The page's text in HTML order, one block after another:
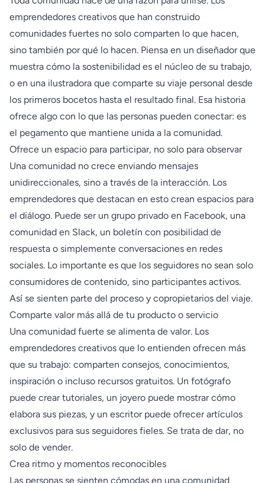
emprendedores creativos que han construido
comunidades fuertes no solo comparten lo que hacen,
sino también por qué lo hacen. Piensa en un diseñador que
muestra cómo la sostenibilidad es el núcleo de su trabajo,
o en una ilustradora que comparte su viaje personal desde
los primeros bocetos hasta el resultado final. Esa historia
ofrece algo con lo que las personas pueden conectar: es
el pegamento que mantiene unida a la comunidad.
Ofrece un espacio para participar, no solo para observar
Una comunidad no crece enviando mensajes
unidireccionales, sino a través de la interacción. Los
emprendedores que destacan en esto crean espacios para
el diálogo. Puede ser un grupo privado en Facebook, una
comunidad en Slack, un boletín con posibilidad de
respuesta o simplemente conversaciones en redes
sociales. Lo importante es que los seguidores no sean solo
consumidores de contenido, sino participantes activos.
Así se sienten parte del proceso y copropietarios del viaje.
Comparte valor más allá de tu producto o servicio
Una comunidad fuerte se alimenta de valor. Los
emprendedores creativos que lo entienden ofrecen más
que su trabajo: comparten consejos, conocimientos,
inspiración o incluso recursos gratuitos. Un fotógrafo
puede crear tutoriales, un joyero puede mostrar cómo
elabora sus piezas, y un escritor puede ofrecer artículos
exclusivos para sus seguidores fieles. Se trata de dar, no
solo de vender.
Crea ritmo y momentos reconocibles
Las personas se sienten cómodas en una comunidad